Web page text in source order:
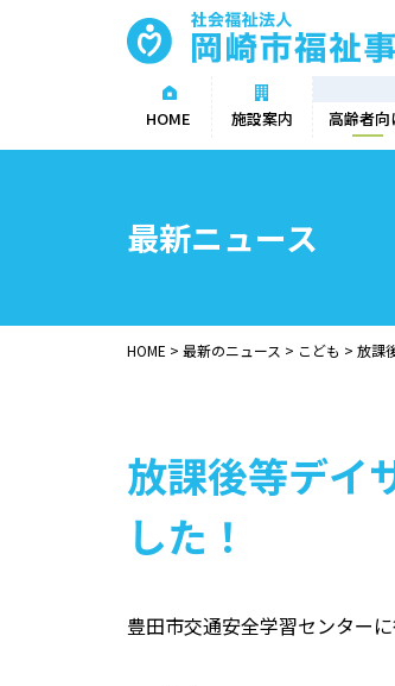
HOME 施設案内
高齢者向
最新ニュース
HOME > 最新のニュース > こども > 放課
放課後等デイ
した！
豊田市交通安全学習センターに